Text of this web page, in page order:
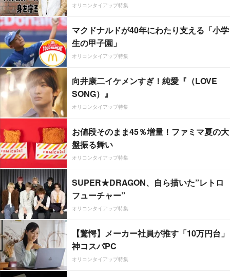
オリコンタイアップ特集
マクドナルドが40年にわたり支える「小学
生の甲子園」
オリコンタイアップ特集
向井康二イケメンすぎ！純愛『（LOVE
SONG）』
オリコンタイアップ特集
お値段そのまま45％増量！ファミマ夏の大
盤振る舞い
オリコンタイアップ特集
SUPER★DRAGON、自ら描いた”レトロ
フューチャー”
オリコンタイアップ特集
【驚愕】メーカー社員が推す「10万円台」
神コスパPC
オリコンタイアップ特集